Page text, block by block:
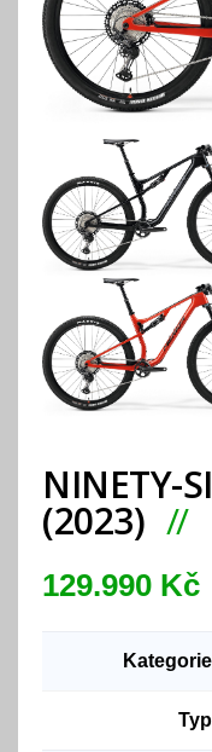
NINETY-
(2023)
129.990 Kč